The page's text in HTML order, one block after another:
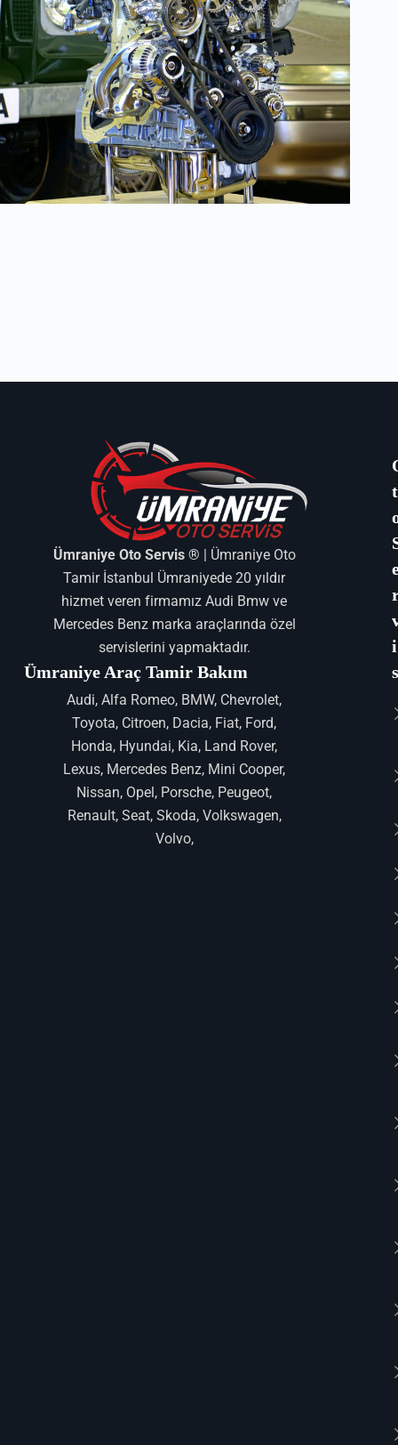
Ümraniye Oto Servis ® | Ümraniye Oto
Tamir İstanbul Ümraniyede 20 yıldır
hizmet veren firmamız Audi Bmw ve
Mercedes Benz marka araçlarında özel
servislerini yapmaktadır.
Ümraniye Araç Tamir Bakım
Audi, Alfa Romeo, BMW, Chevrolet,
Toyota, Citroen, Dacia, Fiat, Ford,
Honda, Hyundai, Kia, Land Rover,
Lexus, Mercedes Benz, Mini Cooper,
Nissan, Opel, Porsche, Peugeot,
Renault, Seat, Skoda, Volkswagen,
Volvo,
t
i